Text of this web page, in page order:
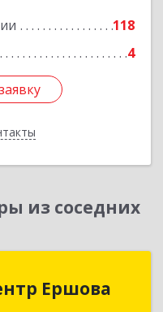
118
4
из соседних
Ершова
Ершова